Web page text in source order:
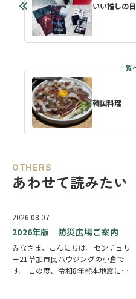
いい推しの日
韓国料理
OTHERS
あわせて読みたい
2026.08.07
2026年版 防災広場ご案内
みなさま、こんにちは。センチュリ
ー21草加市民ハウジングの小倉で
す。 この度、令和8年熊本地震によ